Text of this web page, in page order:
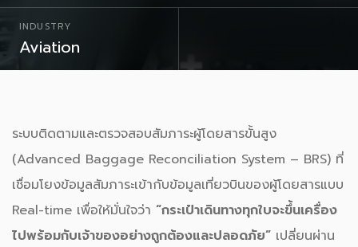
INDUSTRY
Aviation
ระบบติดตามและตรวจสอบสัมภาระผู้โดยสารขั้นสูง
(Advanced Baggage Reconciliation System – BRS) ที่
เชื่อมโยงข้อมูลสัมภาระเข้ากับข้อมูลเที่ยวบินของผู้โดยสารแบบ
Real-time เพื่อให้มั่นใจว่า “กระเป๋าเดินทางทุกใบจะขึ้นเครื่อง
ไปพร้อมกับเจ้าของอย่างถูกต้องและปลอดภัย” เปลี่ยนผ่าน